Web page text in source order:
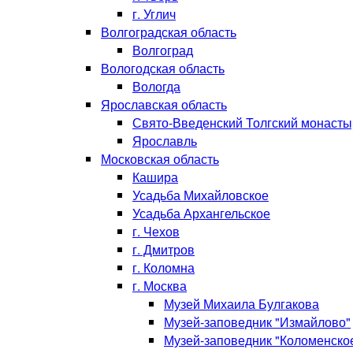
г. Углич
Волгоградская область
Волгоград
Вологодская область
Вологда
Ярославская область
Свято-Введенский Толгский
Ярославль
Московская область
Кашира
Усадьба Михайловское
Усадьба Архангельское
г. Чехов
г. Дмитров
г. Коломна
г. Москва
Музей Михаила Булгакова
Музей-заповедник "Измайлово"
Музей-заповедник